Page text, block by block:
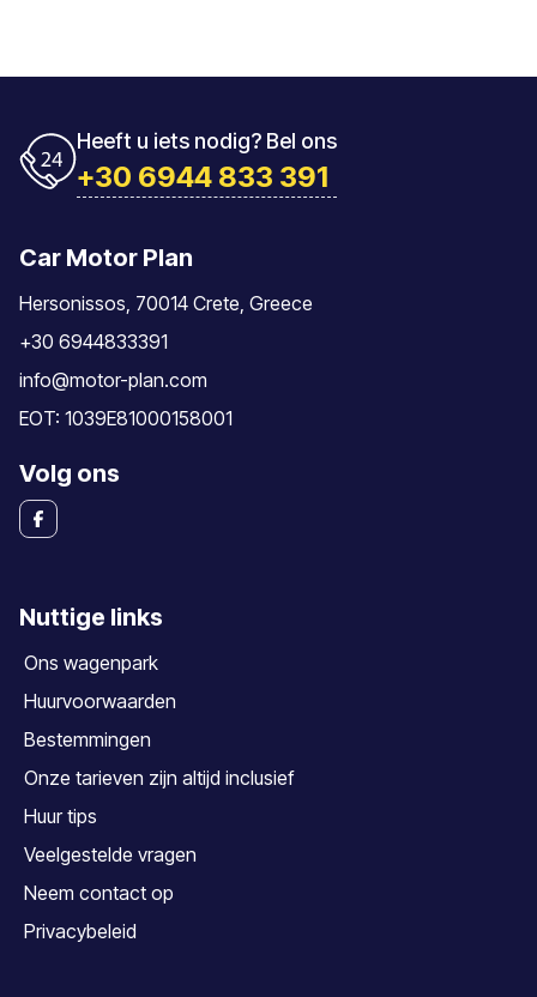
Heeft u iets nodig? Bel ons
+30 6944 833 391
Car Motor Plan
Hersonissos, 70014 Crete, Greece
+30 6944833391
info@motor-plan.com
EOT: 1039E81000158001
Volg ons
Nuttige links
Ons wagenpark
Huurvoorwaarden
Bestemmingen
Onze tarieven zijn altijd inclusief
Huur tips
Veelgestelde vragen
Neem contact op
Privacybeleid